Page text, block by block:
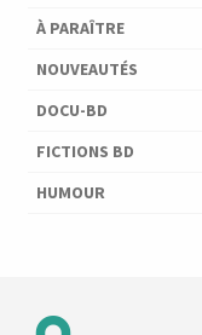
À PARAÎTRE
NOUVEAUTÉS
DOCU-BD
FICTIONS BD
HUMOUR